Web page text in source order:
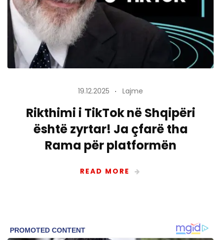
19.12.2025 Lajme
Rikthimi i TikTok në Shqipëri
është zyrtar! Ja çfarë tha
Rama për platformën
READ MORE